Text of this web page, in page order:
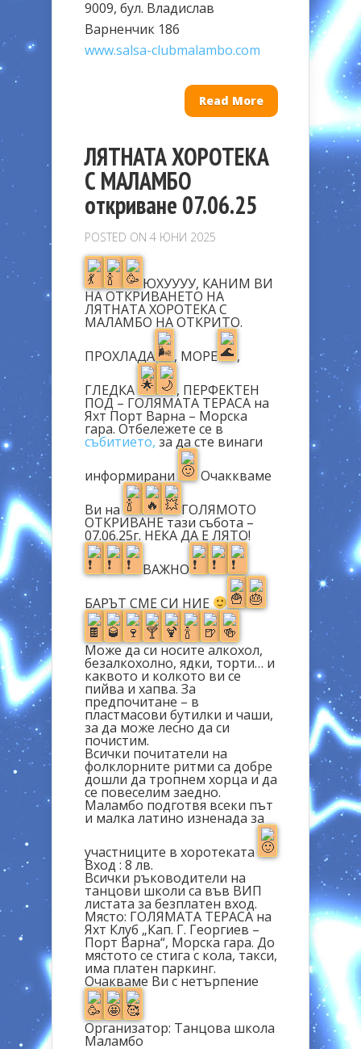
9009, бул. Владислав
Варненчик 186
www.salsa-clubmalambo.com
Read More
ЛЯТНАТА ХОРОТЕКА
С МАЛАМБО
откриване 07.06.25
POSTED ON 4 ЮНИ 2025
ЮХУУУУ, КАНИМ ВИ
НА ОТКРИВАНЕТО НА
ЛЯТНАТА ХОРОТЕКА С
МАЛАМБО НА ОТКРИТО.
ПРОХЛАДА
, МОРЕ
,
ГЛЕДКА
, ПЕРФЕКТЕН
ПОД – ГОЛЯМАТА ТЕРАСА на
Яхт Порт Варна – Морска
гара. Отбележете се в
събитието, за да сте винаги
информирани
Очаккваме
Ви на
ГОЛЯМОТО
ОТКРИВАНЕ тази събота –
07.06.25г. НЕКА ДА Е ЛЯТО!
ВАЖНО
БАРЪТ СМЕ СИ НИЕ
Може да си носите алкохол,
безалкохолно, ядки, торти… и
каквото и колкото ви се
пийва и хапва. За
предпочитане – в
пластмасови бутилки и чаши,
за да може лесно да си
почистим.
Всички почитатели на
фолклорните ритми са добре
дошли да тропнем хорца и да
се повеселим заедно.
Маламбо подготвя всеки път
и малка латино изненада за
участниците в хоротеката
Вход : 8 лв.
Всички ръководители на
танцови школи са във ВИП
листата за безплатен вход.
Място: ГОЛЯМАТА ТЕРАСА на
Яхт Клуб „Кап. Г. Георгиев –
Порт Варна“, Морска гара. До
мястото се стига с кола, такси,
има платен паркинг.
Очакваме Ви с нетърпение
Организатор: Танцова школа
Маламбо